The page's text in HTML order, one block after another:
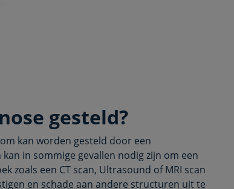
gesteld?
kan worden gesteld door een
kan in sommige gevallen nodig zijn om een
zoals een CT scan, Ultrasound of MRI scan
en schade aan andere structuren uit te